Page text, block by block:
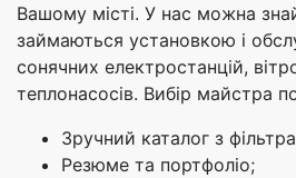
Вашому місті. У нас можна
займаються установкою і
сонячних електростанцій,
теплонасосів. Вибір майстра
Зручний каталог з
Резюме та портфоліо;